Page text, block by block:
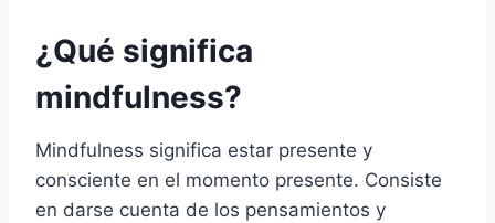
¿Qué significa
mindfulness?
Mindfulness significa estar presente y
consciente en el momento presente. Consiste
en darse cuenta de los pensamientos y